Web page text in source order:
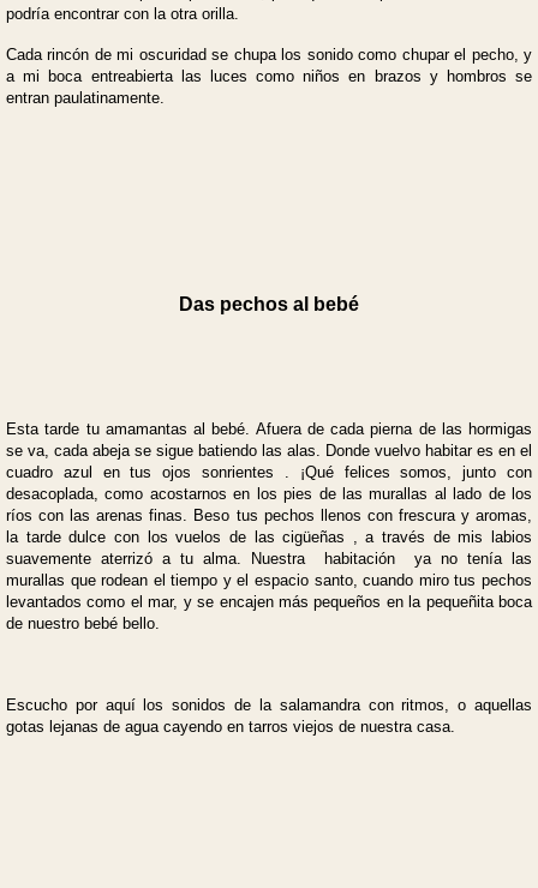
podría encontrar con la otra orilla.
Cada rincón de mi oscuridad se chupa los sonido como chupar el pecho, y
a mi boca entreabierta las luces como niños en brazos y hombros se
entran paulatinamente.
Das pechos al bebé
Esta tarde tu amamantas al bebé. Afuera de cada pierna de las hormigas
se va, cada abeja se sigue batiendo las alas. Donde vuelvo habitar es en el
cuadro azul en tus ojos sonrientes . ¡Qué felices somos, junto con
desacoplada, como acostarnos en los pies de las murallas al lado de los
ríos con las arenas finas. Beso tus pechos llenos con frescura y aromas,
la tarde dulce con los vuelos de las cigüeñas , a través de mis labios
suavemente aterrizó a tu alma. Nuestra habitación ya no tenía las
murallas que rodean el tiempo y el espacio santo, cuando miro tus pechos
levantados como el mar, y se encajen más pequeños en la pequeñita boca
de nuestro bebé bello.
Escucho por aquí los sonidos de la salamandra con ritmos, o aquellas
gotas lejanas de agua cayendo en tarros viejos de nuestra casa.